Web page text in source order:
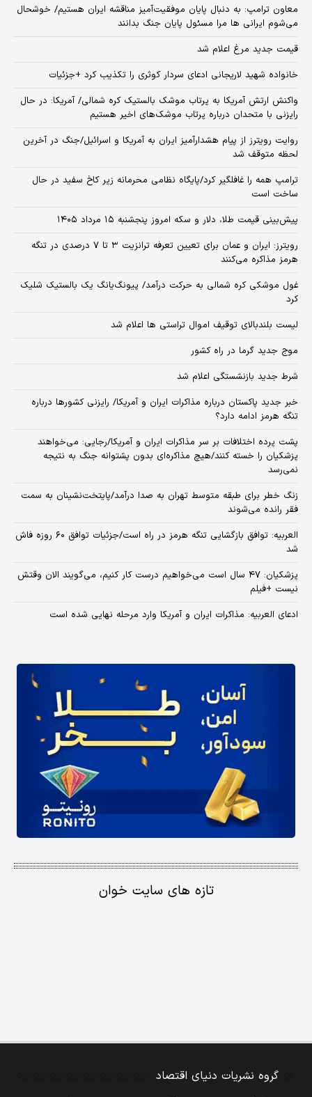
معاون ترامپ: به دنبال پایان موفقیت‌آمیز مناقشه ایران هستیم/ خوشحال
می‌شوم ایرانی ها مرا مسئول پایان جنگ بدانند
قیمت جدید مرغ اعلام شد
خانواده شهید لاریجانی ادعای سردار کوثری را تکذیب کرد +جزئیات
واکنش ارتش آمریکا به پرتاب موشک بالستیک کره شمالی/ آمریکا: در حال
رایزنی با متحدان درباره پرتاب موشک‌های اخیر هستیم
روایت رویترز از پیام هشدارآمیز ایران به آمریکا و اسرائیل/جنگ در آخرین
لحظه متوقف شد
ترامپ همه را غافلگیر کرد/پایگاه نظامی محرمانه زیر کاخ سفید در حال
ساخت است
پیش‌بینی قیمت طلا، دلار و سکه امروز پنجشنبه ۱۵ مرداد ۱۴۰۵
رویترز: ایران و عمان برای تعیین تعرفه ترانزیت ۳ تا ۷ درصدی در تنگه
هرمز مذاکره می‌کنند
غول موشکی کره شمالی به حرکت درآمد/ پیونگ‌یانگ یک بالستیک شلیک
کرد
لیست بلندبالای توقیف اموال تراستی ها اعلام شد
موج جدید گرما در راه کشور
شرط جدید بازنشستگی اعلام شد
خبر جدید پاکستان درباره مذاکرات ایران و آمریکا/ رایزنی کشورها درباره
تنگه هرمز ادامه دارد؟
پشت پرده اختلافات بر سر مذاکرات ایران و آمریکا/رجایی: می‌خواهند
پزشکیان را خسته کنند/هیچ مذاکره‌ای بدون پشتوانه جنگ به نتیجه
نمی‌رسد
زنگ خطر برای طبقه متوسط تهران به صدا درآمد/پایتخت‌نشینان به سمت
فقر رانده می‌شوند
العربیه: توافق بازگشایی تنگه هرمز در راه است/جزئیات توافق ۶۰ روزه فاش
شد
پزشکیان: ۴۷ سال است می‌خواهیم درست کار کنیم، می‌گویند الان وقتش
نیست +فیلم
ادعای العربیه: مذاکرات ایران و آمریکا وارد مرحله نهایی شده است
تازه های سایت خوان
گروه نشریات دنیای اقتصاد